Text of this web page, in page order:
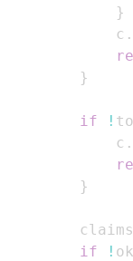
}
            c
.
}
if !
            c
.
}
        claims
if
!